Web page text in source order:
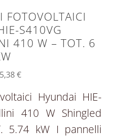
S410VG
410 W – TOT. 6
€
Hyundai HIE-
410 W Shingled
5.74 kW I pannelli